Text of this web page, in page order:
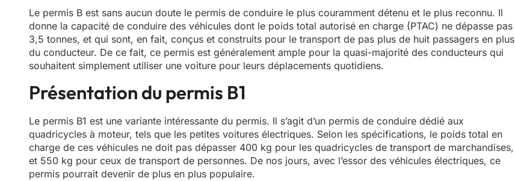
Le permis B est sans aucun doute le permis de conduire le plus couramment détenu et le plus reconnu. Il
donne la capacité de conduire des véhicules dont le poids total autorisé en charge (PTAC) ne dépasse pas
3,5 tonnes, et qui sont, en fait, conçus et construits pour le transport de pas plus de huit passagers en plus
du conducteur. De ce fait, ce permis est généralement ample pour la quasi-majorité des conducteurs qui
souhaitent simplement utiliser une voiture pour leurs déplacements quotidiens.
Présentation du permis B1
Le permis B1 est une variante intéressante du permis. Il s’agit d’un permis de conduire dédié aux
quadricycles à moteur, tels que les petites voitures électriques. Selon les spécifications, le poids total en
charge de ces véhicules ne doit pas dépasser 400 kg pour les quadricycles de transport de marchandises,
et 550 kg pour ceux de transport de personnes. De nos jours, avec l’essor des véhicules électriques, ce
permis pourrait devenir de plus en plus populaire.